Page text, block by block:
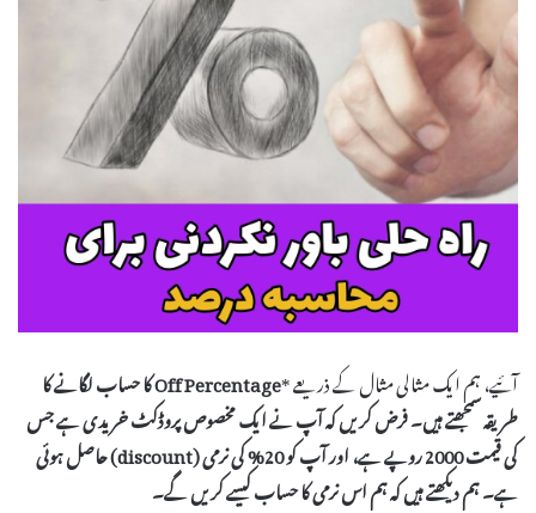
آئیے، ہم ایک مثالی مثال کے ذریعے *Off Percentageکا حساب لگانے کا
طریقہ سمجھتے ہیں۔ فرض کریں کہ آپ نے ایک مخصوص پروڈکٹ خریدی ہے جس
کی قیمت 2000 روپے ہے، اور آپ کو 20% کی نرمی (discount) حاصل ہوئی
ہے۔ ہم دیکھتے ہیں کہ ہم اسنرمیکا حساب کیسے کریں گے۔